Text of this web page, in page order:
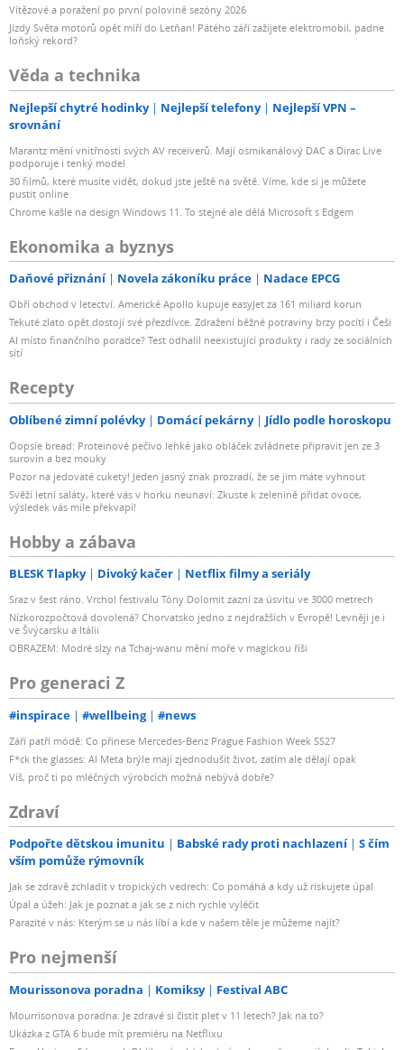
Vítězové a poražení po první polovině sezóny 2026
Jízdy Světa motorů opět míří do Letňan! Pátého září zažijete elektromobil, padne
loňský rekord?
Věda a technika
Nejlepší chytré hodinky Nejlepší telefony
Nejlepší VPN –
srovnání
Marantz mění vnitřnosti svých AV receiverů. Mají osmikanálový DAC a Dirac Live
podporuje i tenký model
30 filmů, které musíte vidět, dokud jste ještě na světě. Víme, kde si je můžete
pustit online
Chrome kašle na design Windows 11. To stejné ale dělá Microsoft s Edgem
Ekonomika a byznys
Daňové přiznání Novela zákoníku práce Nadace EPCG
Obří obchod v letectví. Americké Apollo kupuje easyJet za 161 miliard korun
Tekuté zlato opět dostojí své přezdívce. Zdražení běžné potraviny brzy pocítí i Češi
AI místo finančního poradce? Test odhalil neexistující produkty i rady ze sociálních
sítí
Recepty
Oblíbené zimní polévky Domácí pekárny Jídlo podle horoskopu
Oopsie bread: Proteinové pečivo lehké jako obláček zvládnete připravit jen ze 3
surovin a bez mouky
Pozor na jedovaté cukety! Jeden jasný znak prozradí, že se jim máte vyhnout
Svěží letní saláty, které vás v horku neunaví: Zkuste k zelenině přidat ovoce,
výsledek vás mile překvapí!
Hobby a zábava
BLESK Tlapky Divoký kačer Netflix filmy a seriály
Sraz v šest ráno. Vrchol festivalu Tóny Dolomit zazní za úsvitu ve 3000 metrech
Nízkorozpočtová dovolená? Chorvatsko jedno z nejdražších v Evropě! Levněji je i
ve Švýcarsku a Itálii
OBRAZEM: Modré slzy na Tchaj-wanu mění moře v magickou říši
Pro generaci Z
#inspirace #wellbeing #news
Září patří módě: Co přinese Mercedes-Benz Prague Fashion Week SS27
F*ck the glasses: AI Meta brýle mají zjednodušit život, zatím ale dělají opak
Víš, proč ti po mléčných výrobcích možná nebývá dobře?
Zdraví
Podpořte dětskou imunitu Babské rady proti nachlazení
S čím
vším pomůže rýmovník
Jak se zdravě zchladit v tropických vedrech: Co pomáhá a kdy už riskujete úpal
Úpal a úžeh: Jak je poznat a jak se z nich rychle vyléčit
Parazité v nás: Kterým se u nás líbí a kde v našem těle je můžeme najít?
Pro nejmenší
Mourissonova poradna Komiksy Festival ABC
Mourrisonova poradna: Je zdravé si čistit pleť v 11 letech? Jak na to?
Ukázka z GTA 6 bude mít premiéru na Netflixu